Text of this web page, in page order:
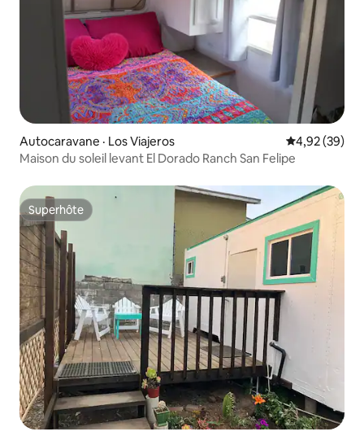
Autocaravane · Los Viajeros Note
4,92 (39)
Maison du soleil levant El Dorado Ranch San Felipe
Superhôte
Superhôte